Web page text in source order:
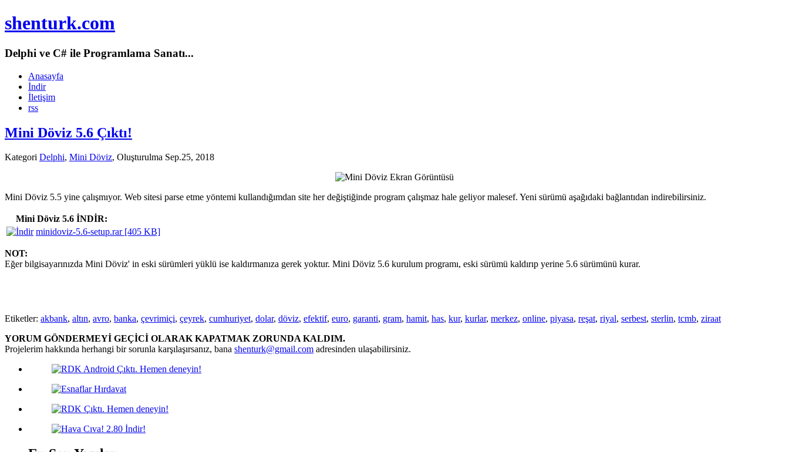
shenturk.com
Delphi ve C# ile Programlama Sanatı...
Anasayfa
İndir
İletişim
rss
Mini Döviz 5.6 Çıktı!
Kategori Delphi, Mini Döviz, Oluşturulma Sep.25, 2018
Mini Döviz 5.5 yine çalışmıyor. Web sitesi parse etme yöntemi kullandığımdan site her değiştiğinde program çalışmaz hale geliyor malesef. Yeni sürümü aşağıdaki bağlantıdan indirebilirsiniz.
Mini Döviz 5.6 İNDİR:
minidoviz-5.6-setup.rar [405 KB]
NOT:
Eğer bilgisayarınızda Mini Döviz' in eski sürümleri yüklü ise kaldırmanıza gerek yoktur. Mini Döviz 5.6 kurulum programı, eski sürümü kaldırıp yerine 5.6 sürümünü kurar.
Etiketler: akbank, altın, avro, banka, çevrimiçi, çeyrek, cumhuriyet, dolar, döviz, efektif, euro, garanti, gram, hamit, has, kur, kurlar, merkez, online, piyasa, reşat, riyal, serbest, sterlin, tcmb, ziraat
YORUM GÖNDERMEYİ GEÇİCİ OLARAK KAPATMAK ZORUNDA KALDIM.
Projelerim hakkında herhangi bir sorunla karşılaşırsanız, bana shenturk@gmail.com adresinden ulaşabilirsiniz.